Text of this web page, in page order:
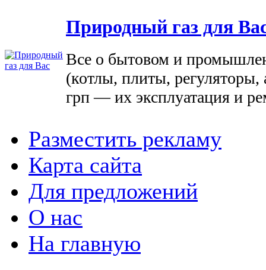
Природный газ для
Все о бытовом и
(котлы, плиты, регуляторы,
грп — их эксплуатация и
Разместить рекламу
Карта сайта
Для предложений
О нас
На главную